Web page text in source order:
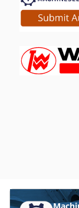
Паперовий
Механічна